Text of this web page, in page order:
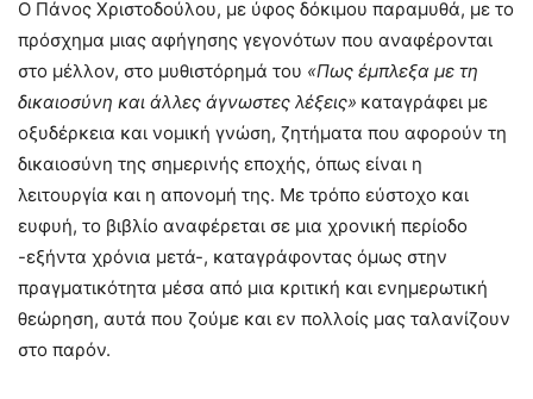
Ο Πάνος Χριστοδούλου, με ύφος δόκιμου παραμυθά, με το
πρόσχημα μιας αφήγησης γεγονότων που αναφέρονται
στο μέλλον, στο μυθιστόρημά του «Πως έμπλεξα με τη
δικαιοσύνη και άλλες άγνωστες λέξεις» καταγράφει με
οξυδέρκεια και νομική γνώση, ζητήματα που αφορούν τη
δικαιοσύνη της σημερινής εποχής, όπως είναι η
λειτουργία και η απονομή της. Με τρόπο εύστοχο και
ευφυή, το βιβλίο αναφέρεται σε μια χρονική περίοδο
-εξήντα χρόνια μετά-, καταγράφοντας όμως στην
πραγματικότητα μέσα από μια κριτική και ενημερωτική
θεώρηση, αυτά που ζούμε και εν πολλοίς μας ταλανίζουν
στο παρόν.